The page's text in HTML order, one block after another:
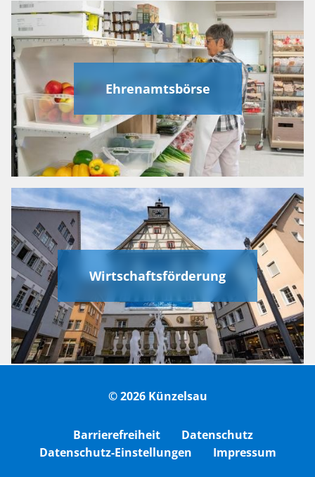
Ehrenamtsbörse
Wirtschaftsförderung
© 2026 Künzelsau
Barrierefreiheit
Datenschutz
Datenschutz-Einstellungen
Impressum